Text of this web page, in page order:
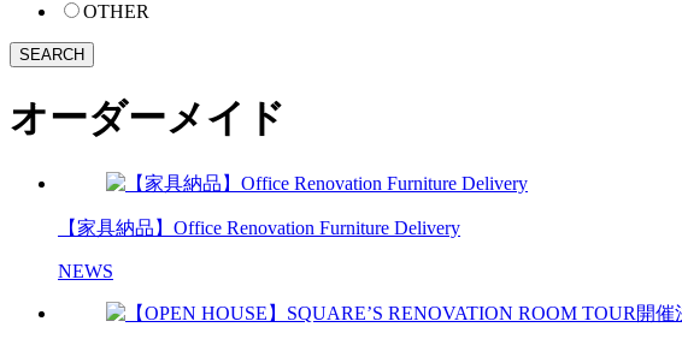
OTHER
オーダーメイド
【家具納品】Office Renovation Furniture Delivery
NEWS